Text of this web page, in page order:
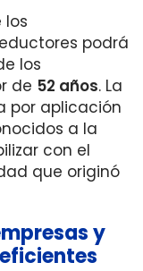
los
podrá
los
de 52 años. La
por aplicación
a la
con el
que originó
y